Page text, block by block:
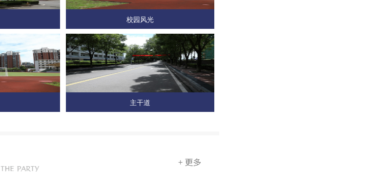
校园风光
主干道